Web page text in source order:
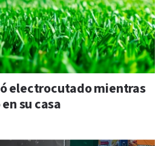
electrocutado mientras
su casa